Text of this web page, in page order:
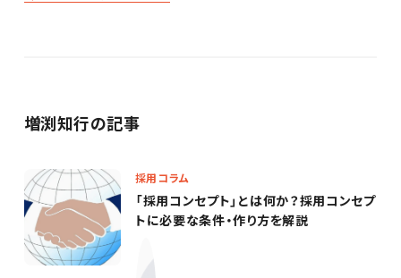
増渕知行の記事
採用コラム
「採用コンセプト」とは何か？採用コンセプ
トに必要な条件・作り方を解説